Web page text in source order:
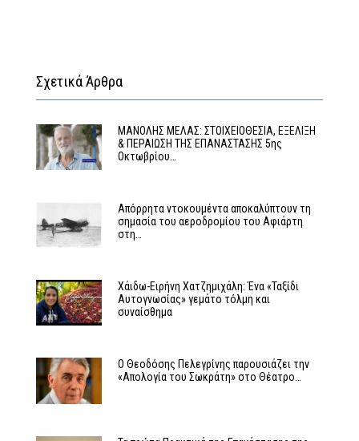
Σχετικά Άρθρα
MΑΝΟΛΗΣ ΜΕΛΑΣ: ΣΤΟΙΧΕΙΟΘΕΣΙΑ, ΕΞΕΛΙΞΗ
& ΠΕΡΑΙΩΣΗ ΤΗΣ ΕΠΑΝΑΣΤΑΣΗΣ 5ης
Οκτωβρίου…
Απόρρητα ντοκουμέντα αποκαλύπτουν τη
σημασία του αεροδρομίου του Αφιάρτη
στη…
Χάιδω-Ειρήνη Χατζημιχάλη: Ένα «Ταξίδι
Αυτογνωσίας» γεμάτο τόλμη και
συναίσθημα
Ο Θεοδόσης Πελεγρίνης παρουσιάζει την
«Απολογία του Σωκράτη» στο Θέατρο…